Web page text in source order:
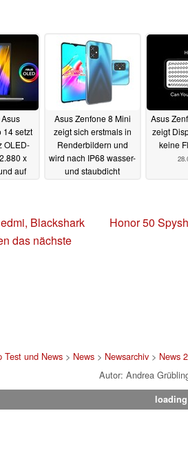
14 setzt
OLED-
x
auf
Asus Zenfone 8 Mini
zeigt sich erstmals in
Renderbildern und
wird nach IP68 wasser-
und staubdicht
Asus
zeigt
keine
Blackshark
das nächste
Honor 50
Test und News > News > Newsarchiv > News
Autor: Andrea